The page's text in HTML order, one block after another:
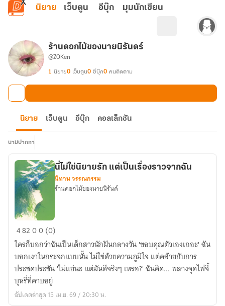
ข้ามไปยังเนื้อหาหลัก
นิยาย เว็บตูน อีบุ๊ก มุมนักเขียน
ร้านดอกไม้ของนายนิรันดร์
@ZOKen
1 นิยาย0 เว็บตูน0 อีบุ๊ก0 คนติดตาม
นิยาย เว็บตูน อีบุ๊ก คอลเล็กชัน
นามปากกา
นี่
ไม่ใช่
นิยาย
รัก
แต่
เป็น
เรื่อง
นี่ไม่ใช่นิยายรัก แต่เป็นเรื่องราวจากฉัน
นิทาน วรรณกรรม
ร้านดอกไม้ของนายนิรันด์
48200 (0)
ใครก็บอกว่าฉันเป็นเด็กสาวนักฝันกลางวัน 'ขอบคุณตัวเองเถอะ' ฉัน
บอกเงาในกระจกแบบนั้น ไม่ใช่ด้วยความภูมิใจ แต่คล้ายกับการ
ประชดประชัน 'ไม่แย่นะ แต่มันดีจริงๆ เหรอ?' ฉันคิด... พลางจุดไฟจี้
บุหรี่ที่คาบอยู่
อัปเดตล่าสุด 15 เม.ย. 69 / 20:30 น.